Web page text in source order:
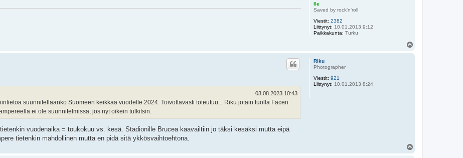
Ile
Saved by rock'n'roll
Viestit: 2382
Liittynyt: 10.01.2013 9:12
Paikkakunta: Turku
Riku
Photographer
Viestit: 921
Liittynyt: 10.01.2013 8:24
03.08.2023 10:43
suunnitellaanko Suomeen keikkaa vuodelle 2024. Toivottavasti toteutuu... Riku jotain tuolla Facen
ei ole suunnitelmissa, jos nyt oikein tulkitsin.
vuodenaika = toukokuu vs. kesä. Stadionille Brucea kaavailtiin jo täksi kesäksi mutta eipä
tietenkin mahdollinen mutta en pidä sitä ykkösvaihtoehtona.